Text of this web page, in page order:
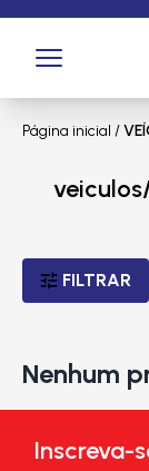
Página inicial /
FILTRAR
Nenhum
Inscreva-